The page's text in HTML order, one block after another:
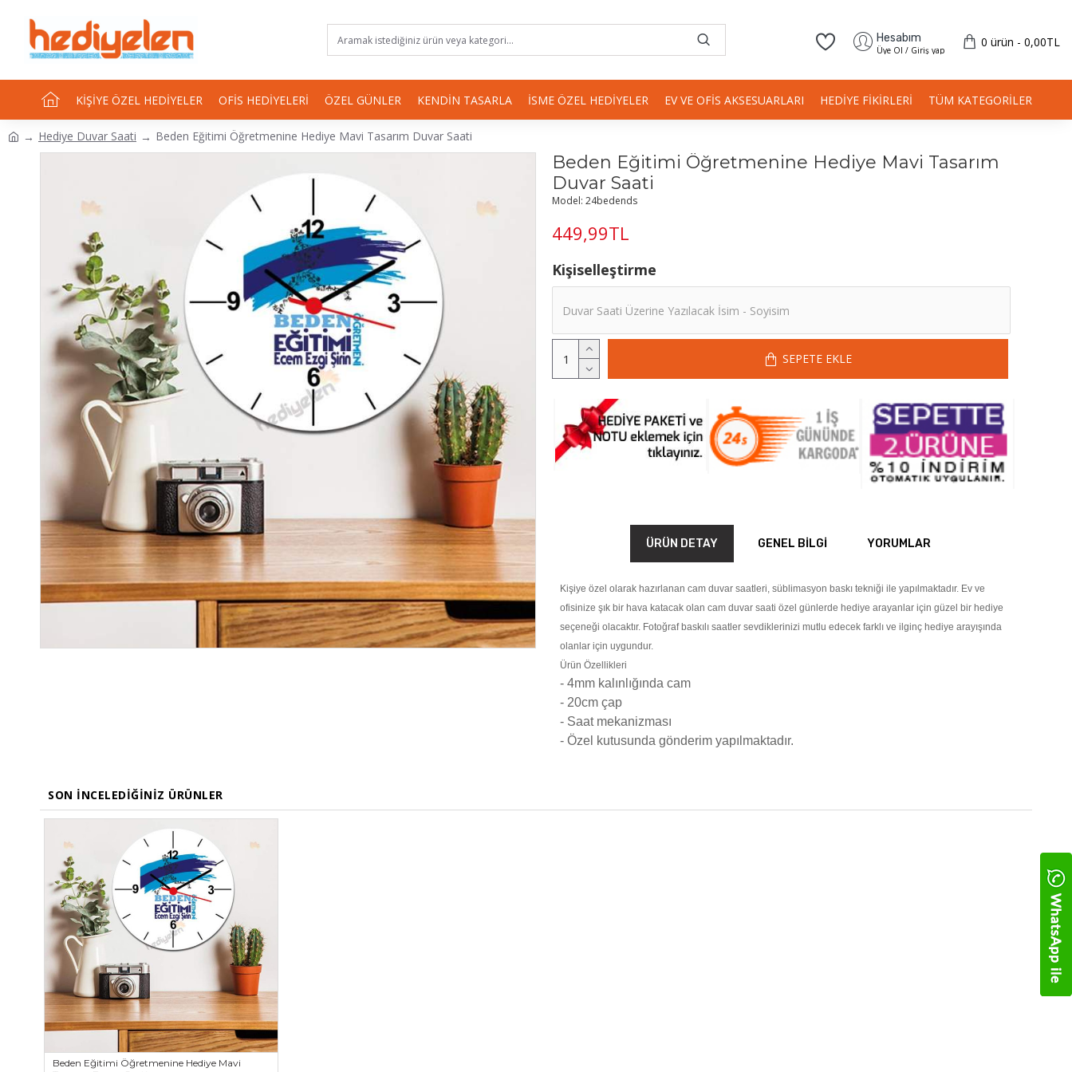
Hesabım
Üye Ol / Giriş yap
0 ürün - 0,00TL
KIŞIYE ÖZEL HEDIYELER OFIS HEDIYELERI ÖZEL GÜNLER KENDIN TASARLA İSME ÖZEL HEDIYELER EV VE OFIS AKSESUARLARI HEDIYE FIKIRLERI TÜM KATEGORILER
Hediye Duvar Saati Beden Eğitimi Öğretmenine Hediye Mavi Tasarım Duvar Saati
Beden Eğitimi Öğretmenine Hediye Mavi Tasarım
Duvar Saati
449,99TL
Model: 24bedends
Kişiselleştirme
SEPETE EKLE
ÜRÜN DETAY GENEL BILGI YORUMLAR
Kişiye özel olarak hazırlanan cam duvar saatleri, süblimasyon baskı tekniği ile yapılmaktadır. Ev ve
ofisinize şık bir hava katacak olan cam duvar saati özel günlerde hediye arayanlar için güzel bir hediye
seçeneği olacaktır. Fotoğraf baskılı saatler sevdiklerinizi mutlu edecek farklı ve ilginç hediye arayışında
olanlar için uygundur.
Ürün Özellikleri
- 4mm kalınlığında cam
- 20cm çap
- Saat mekanizması
- Özel kutusunda gönderim yapılmaktadır.
SON İNCELEDIĞINIZ ÜRÜNLER
Beden Eğitimi Öğretmenine Hediye Mavi